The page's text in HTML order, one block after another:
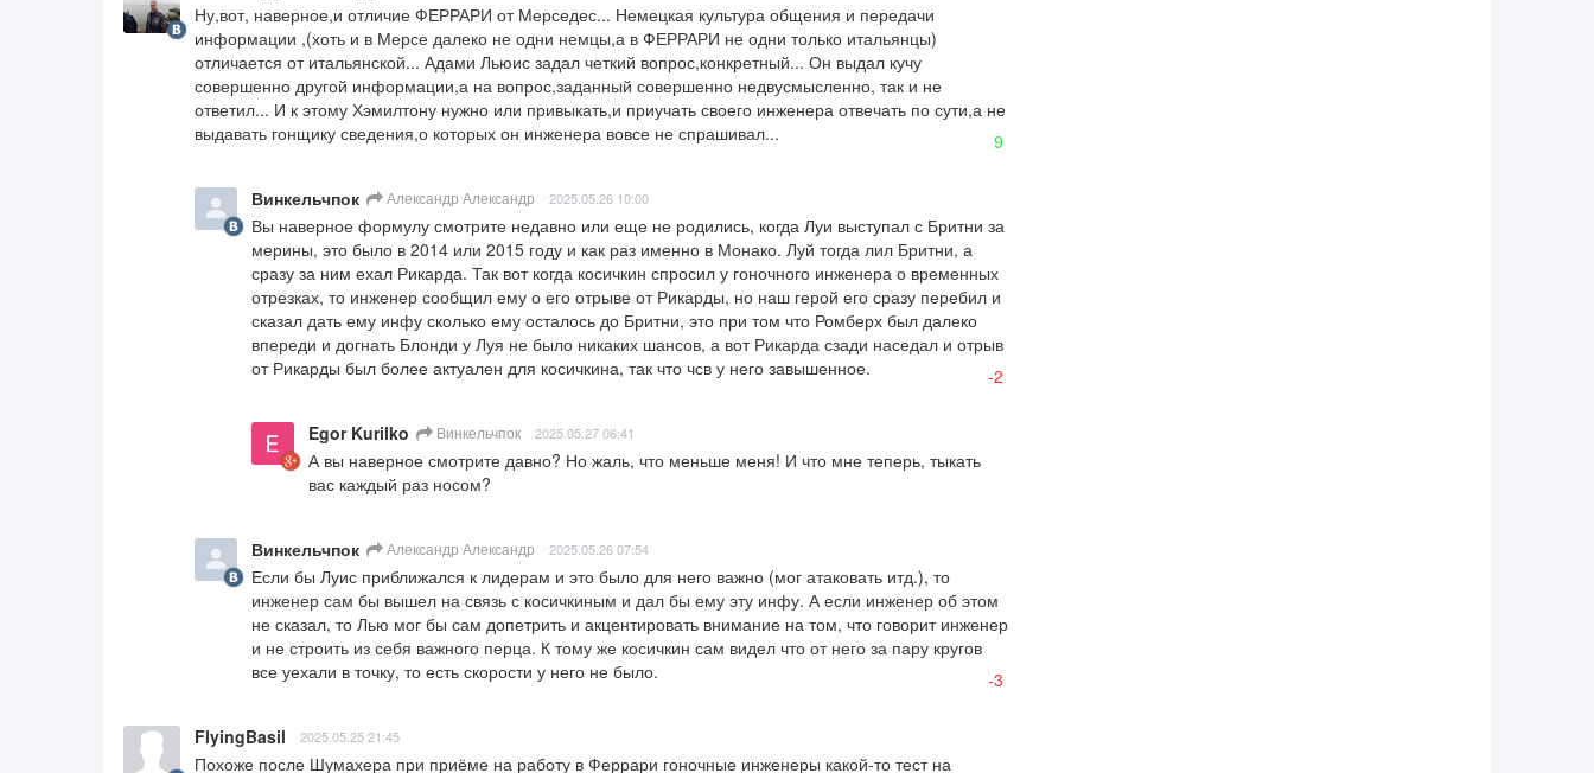
Ну,вот, наверное,и отличие ФЕРРАРИ от Мерседес... Немецкая культура общения и передачи
информации ,(хоть и в Мерсе далеко не одни немцы,а в ФЕРРАРИ не одни только итальянцы)
отличается от итальянской... Адами Льюис задал четкий вопрос,конкретный... Он выдал кучу
совершенно другой информации,а на вопрос,заданный совершенно недвусмысленно, так и не
ответил... И к этому Хэмилтону нужно или привыкать,и приучать своего инженера отвечать по сути,а не
выдавать гонщику сведения,о которых он инженера вовсе не спрашивал...
9
Винкельчпок Александр Александр 2025.05.26 10:00
Вы наверное формулу смотрите недавно или еще не родились, когда Луи выступал с Бритни за
мерины, это было в 2014 или 2015 году и как раз именно в Монако. Луй тогда лил Бритни, а
сразу за ним ехал Рикарда. Так вот когда косичкин спросил у гоночного инженера о временных
отрезках, то инженер сообщил ему о его отрыве от Рикарды, но наш герой его сразу перебил и
сказал дать ему инфу сколько ему осталось до Бритни, это при том что Ромберх был далеко
впереди и догнать Блонди у Луя не было никаких шансов, а вот Рикарда сзади наседал и отрыв
от Рикарды был более актуален для косичкина, так что чсв у него завышенное.
-2
Egor Kurilko Винкельчпок 2025.05.27 06:41
А вы наверное смотрите давно? Но жаль, что меньше меня! И что мне теперь, тыкать
вас каждый раз носом?
Винкельчпок Александр Александр 2025.05.26 07:54
Если бы Луис приближался к лидерам и это было для него важно (мог атаковать итд.), то
инженер сам бы вышел на связь с косичкиным и дал бы ему эту инфу. А если инженер об этом
не сказал, то Лью мог бы сам допетрить и акцентировать внимание на том, что говорит инженер
и не строить из себя важного перца. К тому же косичкин сам видел что от него за пару кругов
все уехали в точку, то есть скорости у него не было.
-3
FlyingBasil 2025.05.25 21:45
Похоже после Шумахера при приёме на работу в Феррари гоночные инженеры какой-то тест на